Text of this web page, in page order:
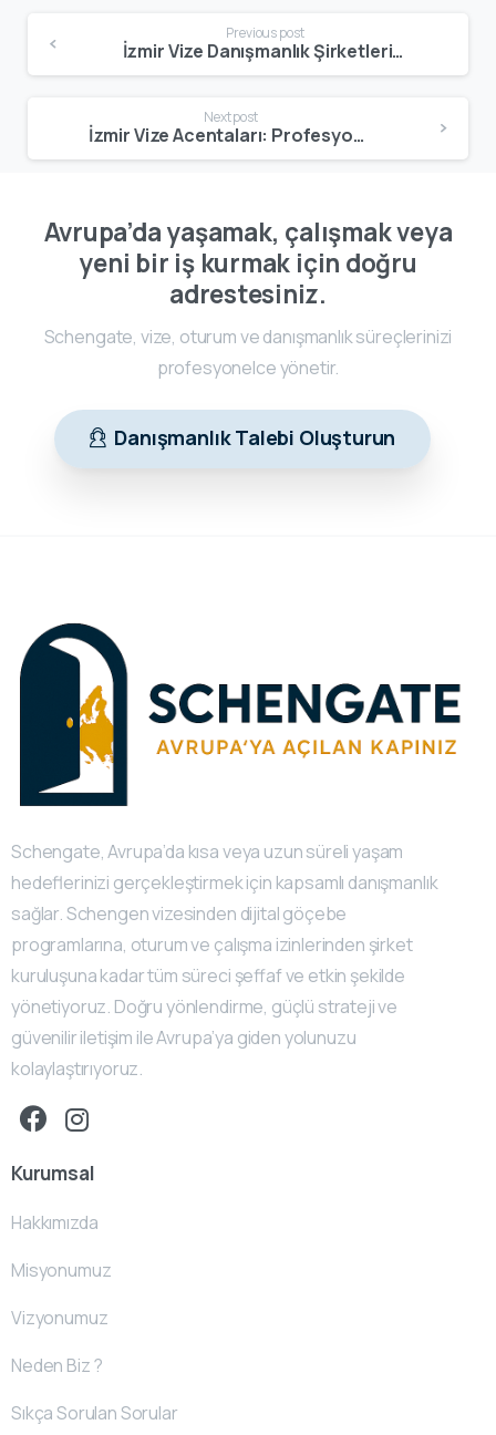
Previous post
İzmir Vize Danışmanlık Şirketleri: Profesyonel Hizmetler, Başvuru Süreçleri ve Güvenilir Firma Seçimi
Next post
İzmir Vize Acentaları: Profesyonel Başvuru Desteği, Güvenilir Hizmet ve Güncel Vize Süreçleri
Avrupa’da yaşamak, çalışmak veya
yeni bir iş kurmak için doğru
adrestesiniz.
Schengate, vize, oturum ve danışmanlık süreçlerinizi
profesyonelce yönetir.
Danışmanlık Talebi Oluşturun
Schengate, Avrupa’da kısa veya uzun süreli yaşam
hedeflerinizi gerçekleştirmek için kapsamlı danışmanlık
sağlar. Schengen vizesinden dijital göçebe
programlarına, oturum ve çalışma izinlerinden şirket
kuruluşuna kadar tüm süreci şeffaf ve etkin şekilde
yönetiyoruz. Doğru yönlendirme, güçlü strateji ve
güvenilir iletişim ile Avrupa’ya giden yolunuzu
kolaylaştırıyoruz.
Kurumsal
Hakkımızda
Misyonumuz
Vizyonumuz
Neden Biz ?
Sıkça Sorulan Sorular